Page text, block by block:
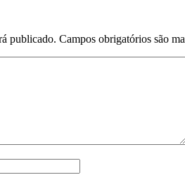
publicado. Campos obrigatórios são